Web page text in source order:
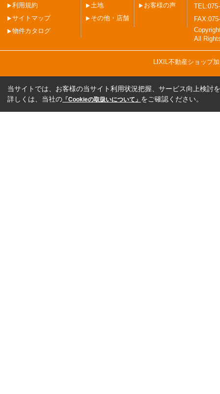
利用規約
サイトマップ
物件カタログ
土地
その他・店舗
お客様の声
All
LIXIL不動産ショップ
当サイトでは、お客様の当サイト利用状況把握、サービス向上検討
詳しくは、当社の 「Cookieの取扱いについて」 をご確認ください。